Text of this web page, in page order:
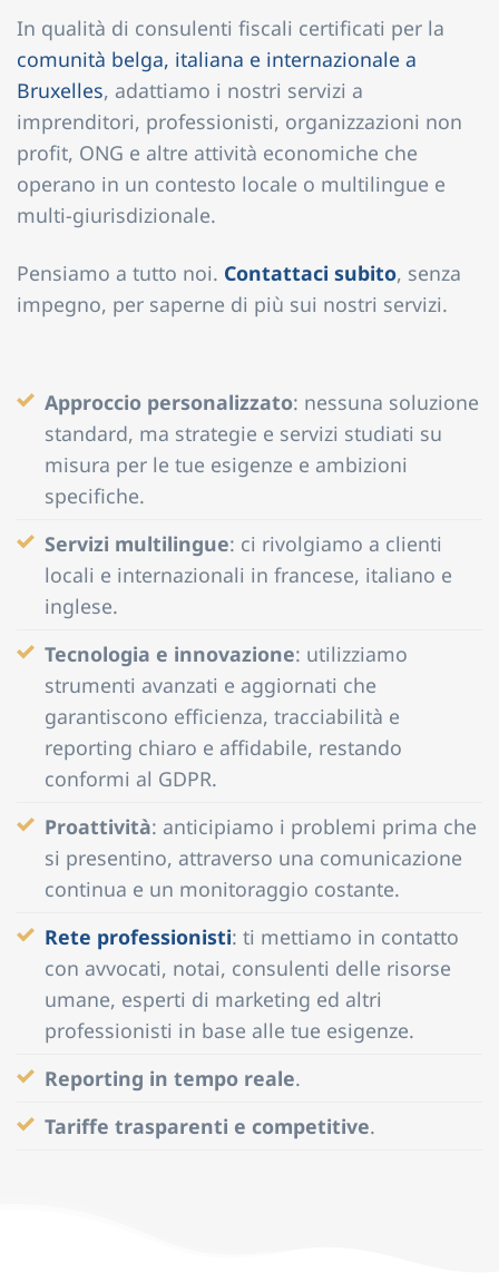
In qualità di consulenti fiscali certificati per la
comunità belga, italiana e internazionale a
Bruxelles, adattiamo i nostri servizi a
imprenditori, professionisti, organizzazioni non
profit, ONG e altre attività economiche che
operano in un contesto locale o multilingue e
multi-giurisdizionale.
Pensiamo a tutto noi. Contattaci subito, senza
impegno, per saperne di più sui nostri servizi.
Approccio personalizzato: nessuna soluzione
standard, ma strategie e servizi studiati su
misura per le tue esigenze e ambizioni
specifiche.
Servizi multilingue: ci rivolgiamo a clienti
locali e internazionali in francese, italiano e
inglese.
Tecnologia e innovazione: utilizziamo
strumenti avanzati e aggiornati che
garantiscono efficienza, tracciabilità e
reporting chiaro e affidabile, restando
conformi al GDPR.
Proattività: anticipiamo i problemi prima che
si presentino, attraverso una comunicazione
continua e un monitoraggio costante.
Rete professionisti: ti mettiamo in contatto
con avvocati, notai, consulenti delle risorse
umane, esperti di marketing ed altri
professionisti in base alle tue esigenze.
Reporting in tempo reale.
Tariffe trasparenti e competitive.